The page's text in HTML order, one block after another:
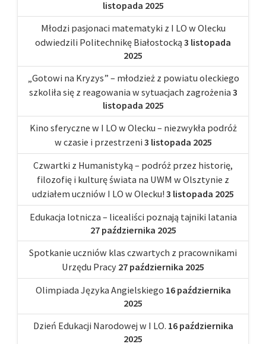
listopada 2025
Młodzi pasjonaci matematyki z I LO w Olecku
odwiedzili Politechnikę Białostocką 3 listopada
2025
„Gotowi na Kryzys” – młodzież z powiatu oleckiego
szkoliła się z reagowania w sytuacjach zagrożenia 3
listopada 2025
Kino sferyczne w I LO w Olecku – niezwykła podróż
w czasie i przestrzeni 3 listopada 2025
Czwartki z Humanistyką – podróż przez historię,
filozofię i kulturę świata na UWM w Olsztynie z
udziałem uczniów I LO w Olecku! 3 listopada 2025
Edukacja lotnicza – licealiści poznają tajniki latania
27 października 2025
Spotkanie uczniów klas czwartych z pracownikami
Urzędu Pracy 27 października 2025
Olimpiada Języka Angielskiego 16 października
2025
Dzień Edukacji Narodowej w I LO. 16 października
2025